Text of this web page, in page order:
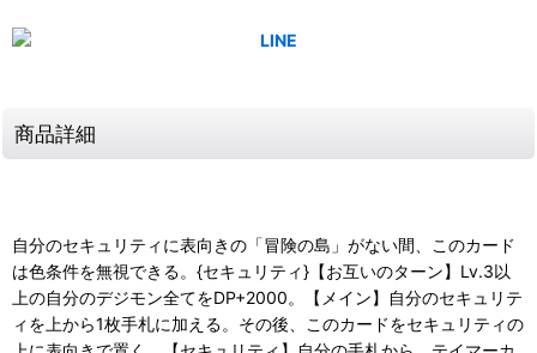
商品詳細
自分のセキュリティに表向きの「冒険の島」がない間、このカード
は色条件を無視できる。{セキュリティ}【お互いのターン】Lv.3以
上の自分のデジモン全てをDP+2000。【メイン】自分のセキュリテ
ィを上から1枚手札に加える。その後、このカードをセキュリティの